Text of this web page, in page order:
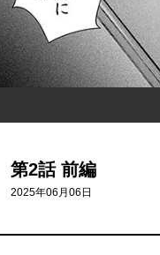
第2話 前編
2025年06月06日